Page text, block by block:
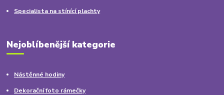
Specialista na stínící plachty
Nejoblíbenější kategorie
Nástěnné hodiny
Dekorační foto rámečky